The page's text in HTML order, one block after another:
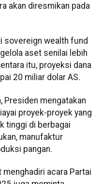
akan diresmikan pada
sovereign wealth fund
aset senilai lebih
itu, proyeksi dana
20 miliar dolar AS.
Presiden mengatakan
proyek-proyek yang
tinggi di berbagai
manufaktur
pangan.
acara Partai